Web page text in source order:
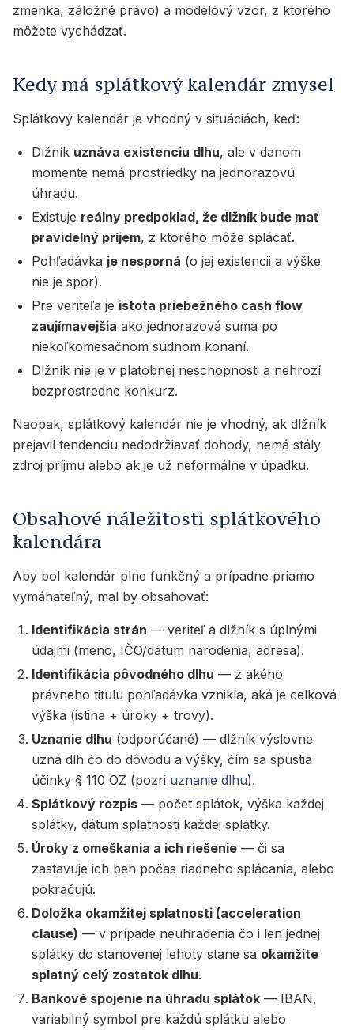
zmenka, záložné právo) a modelový vzor, z ktorého
môžete vychádzať.
Kedy má splátkový kalendár zmysel
Splátkový kalendár je vhodný v situáciách, keď:
Dlžník uznáva existenciu dlhu, ale v danom
momente nemá prostriedky na jednorazovú
úhradu.
Existuje reálny predpoklad, že dlžník bude mať
pravidelný príjem, z ktorého môže splácať.
Pohľadávka je nesporná (o jej existencii a výške
nie je spor).
Pre veriteľa je istota priebežného cash flow
zaujímavejšia ako jednorazová suma po
niekoľkomesačnom súdnom konaní.
Dlžník nie je v platobnej neschopnosti a nehrozí
bezprostredne konkurz.
Naopak, splátkový kalendár nie je vhodný, ak dlžník
prejavil tendenciu nedodržiavať dohody, nemá stály
zdroj príjmu alebo ak je už neformálne v úpadku.
Obsahové náležitosti splátkového
kalendára
Aby bol kalendár plne funkčný a prípadne priamo
vymáhateľný, mal by obsahovať:
Identifikácia strán — veriteľ a dlžník s úplnými
údajmi (meno, IČO/dátum narodenia, adresa).
Identifikácia pôvodného dlhu — z akého
právneho titulu pohľadávka vznikla, aká je celková
výška (istina + úroky + trovy).
Uznanie dlhu (odporúčané) — dlžník výslovne
uzná dlh čo do dôvodu a výšky, čím sa spustia
účinky § 110 OZ (pozri uznanie dlhu).
Splátkový rozpis — počet splátok, výška každej
splátky, dátum splatnosti každej splátky.
Úroky z omeškania a ich riešenie — či sa
zastavuje ich beh počas riadneho splácania, alebo
pokračujú.
Doložka okamžitej splatnosti (acceleration
clause) — v prípade neuhradenia čo i len jednej
splátky do stanovenej lehoty stane sa okamžite
splatný celý zostatok dlhu.
Bankové spojenie na úhradu splátok — IBAN,
variabilný symbol pre každú splátku alebo